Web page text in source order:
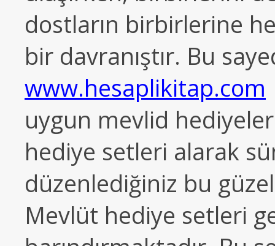
dostların birbirlerine
bir davranıştır. Bu
www.hesaplikitap.com
uygun mevlid
hediye setleri alarak
düzenlediğiniz bu
Mevlüt hediye setleri